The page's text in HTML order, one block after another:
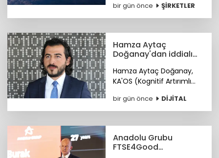
teknik ayrıntıları duyurdu.
bir gün önce ŞİRKETLER
Hamza Aytaç
Doğanay'dan iddialı
Hamza Aytaç Doğanay,
KA'OS (Kognitif Artırımlı
siber güvenlik yazılımları
konusunda iddialı.
bir gün önce DİJİTAL
Anadolu Grubu
FTSE4Good